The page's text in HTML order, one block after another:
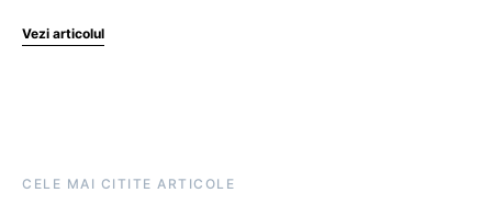
Vezi articolul
CELE MAI CITITE ARTICOLE